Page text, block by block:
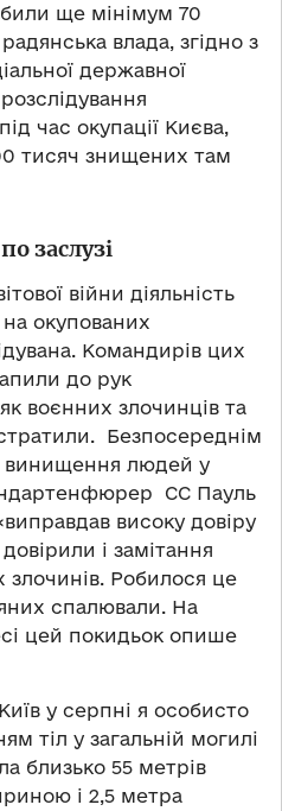
ще мінімум 70
влада, згідно з
державної
час окупації Києва,
тисяч знищених там
заслузі
війни діяльність
окупованих
Командирів цих
до рук
воєнних злочинців та
Безпосереднім
винищення людей у
СС Пауль
високу довіру
і замітання
злочинів. Робилося це
спалювали. На
цей покидьок опише
у серпні я особисто
тіл у загальній могилі
близько 55 метрів
і 2,5 метра